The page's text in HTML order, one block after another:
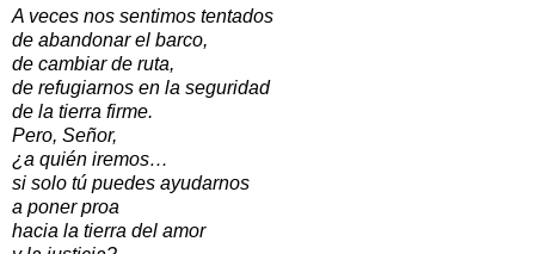
A veces nos sentimos tentados
de abandonar el barco,
de cambiar de ruta,
de refugiarnos en la seguridad
de la tierra firme.
Pero, Señor,
¿a quién iremos…
si solo tú puedes ayudarnos
a poner proa
hacia la tierra del amor